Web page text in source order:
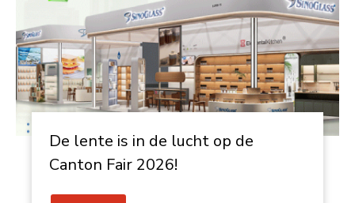
De lente is in de lucht op de
Canton Fair 2026!